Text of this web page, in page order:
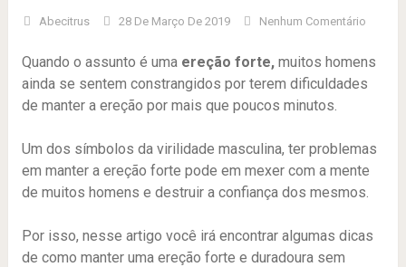
Abecitrus 28 De Março De 2019 Nenhum Comentário
Quando o assunto é uma ereção forte,muitos homens
ainda se sentem constrangidos por terem dificuldades
de manter a ereção por mais que poucos minutos.
Um dos símbolos da virilidade masculina, ter problemas
em manter a ereção forte pode em mexer com a mente
de muitos homens e destruir a confiança dos mesmos.
Por isso, nesse artigo você irá encontrar algumas dicas
de como manter uma ereção forte e duradoura sem